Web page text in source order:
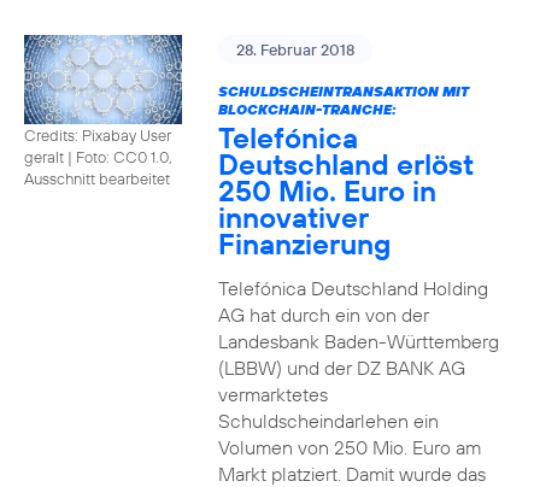
Credits: Pixabay User
geralt | Foto: CC0 1.0,
Ausschnitt bearbeitet
28. Februar 2018
SCHULDSCHEINTRANSAKTION MIT
BLOCKCHAIN-TRANCHE:
Telefónica
Deutschland erlöst
250 Mio. Euro in
innovativer
Finanzierung
Telefónica Deutschland Holding
AG hat durch ein von der
Landesbank Baden-Württemberg
(LBBW) und der DZ BANK AG
vermarktetes
Schuldscheindarlehen ein
Volumen von 250 Mio. Euro am
Markt platziert. Damit wurde das